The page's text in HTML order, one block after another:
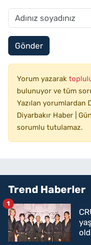
Gönder
Yorum yazarak
bulunuyor ve tüm
Yazılan yorumlardan
Diyarbakır Haber |
sorumlu tutulamaz.
Trend Haberler
1